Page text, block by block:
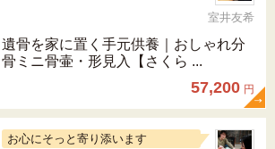
室井友希
遺骨を家に置く手元供養｜おしゃれ分
骨ミニ骨壷・形見入【さくら ...
57,200 円
お心にそっと寄り添います